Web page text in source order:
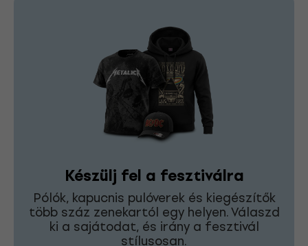
Készülj fel a fesztiválra
Pólók, kapucnis pulóverek és kiegészítők
több száz zenekartól egy helyen. Válaszd
ki a sajátodat, és irány a fesztivál
stílusosan.